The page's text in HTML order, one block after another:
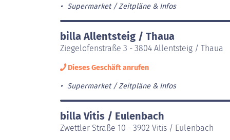
Supermarket Zeitpläne & Infos
billa Allentsteig / Thaua
Ziegelofenstraße 3 - 3804 Allentsteig / Thaua
Dieses Geschäft anrufen
Supermarket Zeitpläne & Infos
billa Vitis / Eulenbach
Zwettler Straße 10 - 3902 Vitis / Eulenbach